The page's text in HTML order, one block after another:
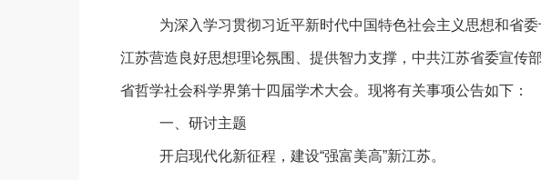
为深入学习贯彻习近平新时代中国特色社会主义思想和省
江苏营造良好思想理论氛围、提供智力支撑，中共江苏省委宣传
省哲学社会科学界第十四届学术大会。现将有关事项公告如下：
一、研讨主题
开启现代化新征程，建设“强富美高”新江苏。